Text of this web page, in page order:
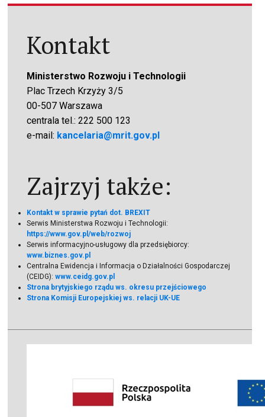
Kontakt
Ministerstwo Rozwoju i Technologii
Plac Trzech Krzyży 3/5
00-507 Warszawa
centrala tel.: 222 500 123
e-mail: kancelaria@mrit.gov.pl
Zajrzyj także:
Kontakt w sprawie pytań dot. BREXIT
Serwis Ministerstwa Rozwoju i Technologii:
https://www.gov.pl/web/rozwoj
Serwis informacyjno-usługowy dla przedsiębiorcy:
www.biznes.gov.pl
Centralna Ewidencja i Informacja o Działalności Gospodarczej
(CEIDG):www.ceidg.gov.pl
Strona brytyjskiego rządu ws. okresu przejściowego
Strona Komisji Europejskiej ws. relacji UK-UE